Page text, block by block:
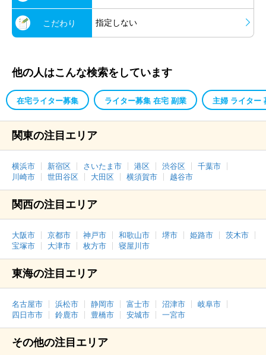
こだわり 指定しない
他の人はこんな検索をしています
在宅ライター募集 ライター募集 在宅 副業 主婦 ライター
関東の注目エリア
横浜市 新宿区 さいたま市 港区 渋谷区
千葉市
川崎市
世田谷区 大田区 横須賀市 越谷市
関西の注目エリア
大阪市 京都市 神戸市 和歌山市 堺市 姫路市
茨木市
宝塚市
大津市 枚方市 寝屋川市
東海の注目エリア
名古屋市 浜松市 静岡市 富士市 沼津市
岐阜市
四日市市
鈴鹿市 豊橋市 安城市 一宮市
その他の注目エリア